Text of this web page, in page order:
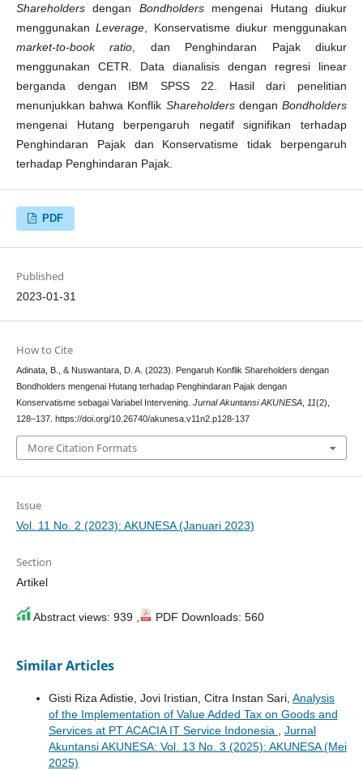
Shareholdersdengan Bondholdersmengenai Hutang diukur
menggunakanLeverage , Konservatisme diukur menggunakan
market-to-book ratio , dan Penghindaran Pajak diukur
menggunakan CETR. Data dianalisis dengan regresi linear
berganda dengan IBM SPSS 22. Hasil dari penelitian
menunjukkan bahwa Konflik ShareholdersdenganBondholders
mengenai Hutang berpengaruh negatif signifikan terhadap
Penghindaran Pajak dan Konservatisme tidak berpengaruh
terhadap Penghindaran Pajak.
PDF
Published
2023-01-31
How to Cite
Adinata, B., & Nuswantara, D. A. (2023). Pengaruh Konflik Shareholders dengan
Bondholders mengenai Hutang terhadap Penghindaran Pajak dengan
Konservatisme sebagai Variabel Intervening. Jurnal Akuntansi AKUNESA, 11(2),
128–137. https://doi.org/10.26740/akunesa.v11n2.p128-137
More Citation Formats
Issue
Vol. 11 No. 2 (2023): AKUNESA (Januari 2023)
Section
Artikel
Abstract views: 939 , PDF Downloads: 560
Similar Articles
Gisti Riza Adistie, Jovi Iristian, Citra Instan Sari, Analysis
of the Implementation of Value Added Tax on Goods and
Services at PT ACACIA IT Service Indonesia
Jurnal
Akuntansi AKUNESA: Vol. 13 No. 3 (2025): AKUNESA (Mei
2025)